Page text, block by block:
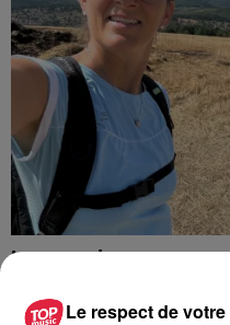
Les sentiers
La Vallée de Villé propose
poussette ou avec de
Le respect de